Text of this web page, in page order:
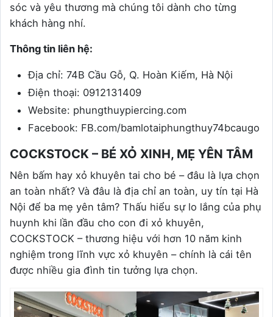
sóc và yêu thương mà chúng tôi dành cho từng
khách hàng nhí.
Thông tin liên hệ:
Địa chỉ: 74B Cầu Gỗ, Q. Hoàn Kiếm, Hà Nội
Điện thoại: 0912131409
Website: phungthuypiercing.com
Facebook: FB.com/bamlotaiphungthuy74bcaugo
COCKSTOCK – BÉ XỎ XINH, MẸ YÊN TÂM
Nên bấm hay xỏ khuyên tai cho bé – đâu là lựa chọn
an toàn nhất? Và đâu là địa chỉ an toàn, uy tín tại Hà
Nội để ba mẹ yên tâm? Thấu hiểu sự lo lắng của phụ
huynh khi lần đầu cho con đi xỏ khuyên,
COCKSTOCK – thương hiệu với hơn 10 năm kinh
nghiệm trong lĩnh vực xỏ khuyên – chính là cái tên
được nhiều gia đình tin tưởng lựa chọn.